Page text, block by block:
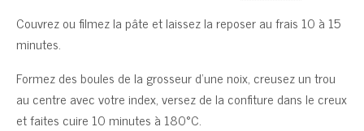
Couvrez ou filmez la pâte et laissez la reposer au frais 10 à 15
minutes.
Formez des boules de la grosseur d’une noix, creusez un trou
au centre avec votre index, versez de la confiture dans le creux
et faites cuire 10 minutes à 180°C.